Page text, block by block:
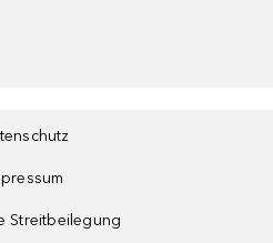
Streitbeilegung